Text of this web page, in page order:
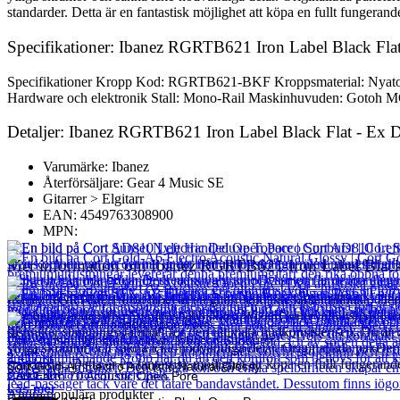
standarder. Detta är en fantastisk möjlighet att köpa en fullt
Specifikationer: Ibanez RGRTB621 Iron Label Black
Specifikationer Kropp Kod: RGRTB621-BKF Kroppsmaterial:
Hardware och elektronik Stall: Mono-Rail Maskinhuvuden: Gotoh
Detaljer: Ibanez RGRTB621 Iron Label Black Flat - Ex
Varumärke: Ibanez
Återförsäljare: Gear 4 Music SE
Gitarrer > Elgitarr
EAN: 4549763308900
MPN:
Mer information om Ibanez RGRTB621 Iron Label
Ibanez RGRTB621 Iron label är en gitarr som inte håller tillbaka.
öronbedövande riffs. En ultrasnabb Nitro Wizard lönn/valnötshals i
stensäker stämningsstabilitet för den ultimata ljudkonsistensen. Du
ytliga skråmor och sakna icke-nödvändiga delar. Originallåda
standarder. Detta är en fantastisk möjlighet att köpa en fullt
Andra populära produkter
Cort AD810 Left Handed Open Pore
2 417kr
Läs mer
Cort Sunset Nylectric Deluxe Tobacco Sunburst
8 565kr
Cort Gold-A6 Electro Acoustic Natural Glossy
Cort Earth 70 Acoustic Open Pore